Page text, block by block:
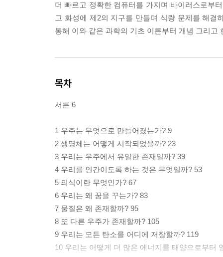
더 빠르고 정확한 컴퓨터를 가지며 바이러스로부
고 화성에 제2의 지구를 만들며 식량 문제를 해
통해 이와 같은 과학의 기초 이론부터 개념 그리
목차
서론 6
1 우주는 무엇으로 만들어졌는가? 9
2 생명체는 어떻게 시작되었을까? 23
3 우리는 우주에서 유일한 존재일까? 39
4 우리를 인간이도록 하는 것은 무엇일까? 53
5 의식이란 무엇인가? 67
6 우리는 왜 꿈을 꾸는가? 83
7 물질은 왜 존재할까? 95
8 또 다른 우주가 존재할까? 105
9 우리는 모든 탄소를 어디에 저장할까? 119
10 우리는 어떻게 더 많은 에너지를 태양으로부터